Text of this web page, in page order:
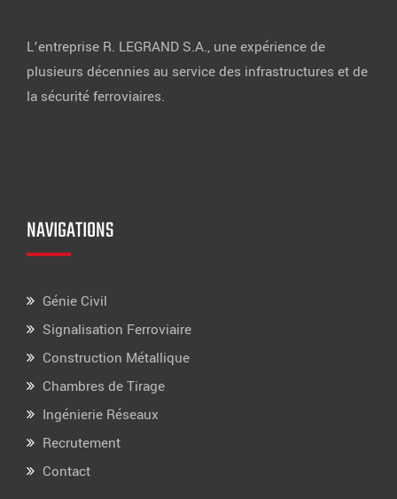
L’entreprise R. LEGRAND S.A., une expérience de
plusieurs décennies au service des infrastructures et de
la sécurité ferroviaires.
NAVIGATIONS
Génie Civil
Signalisation Ferroviaire
Construction Métallique
Chambres de Tirage
Ingénierie Réseaux
Recrutement
Contact